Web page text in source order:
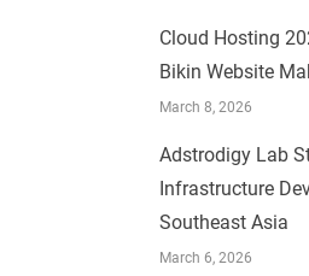
Cloud Hosting
Bikin Website
March 8, 2026
Adstrodigy Lab
Infrastructure
Southeast Asia
March 6, 2026